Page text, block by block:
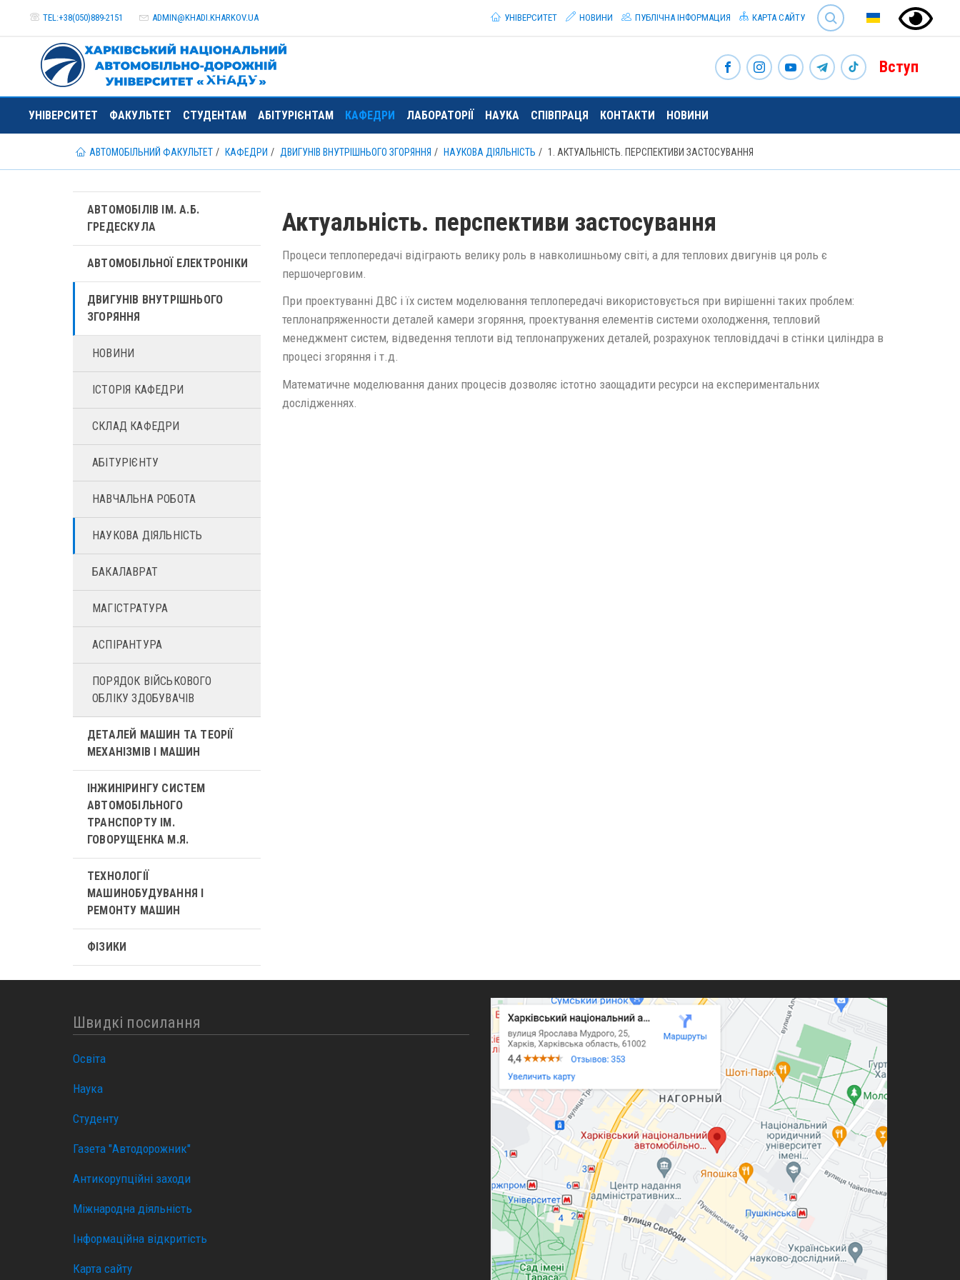
TEL:+38(050)889-2151 ADMIN@KHADI.KHARKOV.UA
SEARCH
УНІВЕРСИТЕТ
НОВИНИ ПУБЛІЧНА ІНФОРМАЦИЯ КАРТА САЙТУ
Вступ
УНІВЕРСИТЕТ ФАКУЛЬТЕТ СТУДЕНТАМ АБІТУРІЄНТАМ КАФЕДРИ ЛАБОРАТОРІЇ НАУКА СПІВПРАЦЯ КОНТАКТИ НОВИНИ
АВТОМОБІЛЬНИЙ ФАКУЛЬТЕТ КАФЕДРИ ДВИГУНІВ ВНУТРІШНЬОГО ЗГОРЯННЯ НАУКОВА ДІЯЛЬНІСТЬ 1. АКТУАЛЬНІСТЬ. ПЕРСПЕКТИВИ ЗАСТОСУВАННЯ
Актуальність. перспективи застосування
Процеси теплопередачі відіграють велику роль в навколишньому світі, а для теплових двигунів ця роль є
першочерговим.
При проектуванні ДВС і їх систем моделювання теплопередачі використовується при вирішенні таких проблем:
теплонапряженности деталей камери згоряння, проектування елементів системи охолодження, тепловий
менеджмент систем, відведення теплоти від теплонапружених деталей, розрахунок тепловіддачі в стінки циліндра в
процесі згоряння і т.д.
Математичне моделювання даних процесів дозволяє істотно заощадити ресурси на експериментальних
дослідженнях.
АВТОМОБІЛІВ ІМ. А.Б.
ГРЕДЕСКУЛА
АВТОМОБІЛЬНОЇ ЕЛЕКТРОНІКИ
ДВИГУНІВ ВНУТРІШНЬОГО
ЗГОРЯННЯ
НОВИНИ
ІСТОРІЯ КАФЕДРИ
СКЛАД КАФЕДРИ
АБІТУРІЄНТУ
НАВЧАЛЬНА РОБОТА
НАУКОВА ДІЯЛЬНІСТЬ
БАКАЛАВРАТ
МАГІСТРАТУРА
АСПІРАНТУРА
ПОРЯДОК ВІЙСЬКОВОГО
ОБЛІКУ ЗДОБУВАЧІВ
ДЕТАЛЕЙ МАШИН ТА ТЕОРІЇ
МЕХАНІЗМІВ І МАШИН
ІНЖИНІРИНГУ СИСТЕМ
АВТОМОБІЛЬНОГО
ТРАНСПОРТУ ІМ.
ГОВОРУЩЕНКА М.Я.
ТЕХНОЛОГІЇ
МАШИНОБУДУВАННЯ І
РЕМОНТУ МАШИН
ФІЗИКИ
Швидкі посилання
Освіта
Наука
Студенту
Газета "Автодорожник"
Антикорупційні заходи
Міжнародна діяльність
Інформаційна відкритість
Карта сайту